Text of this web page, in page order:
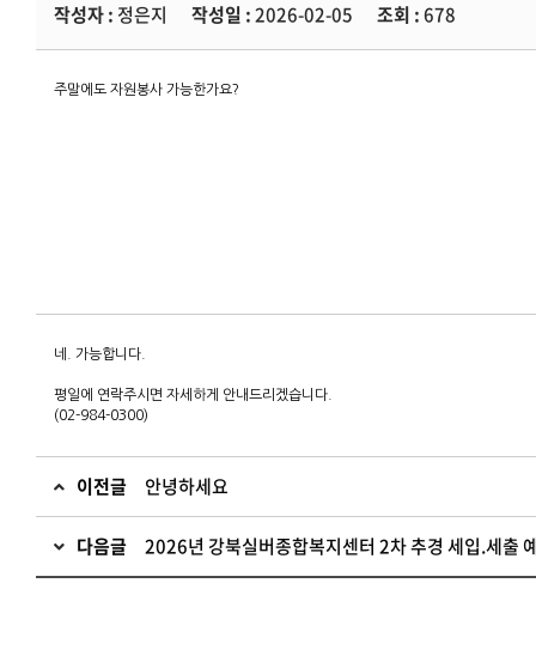
작성자 : 정은지 작성일 :2026-02-05 조회 :678
주말에도 자원봉사 가능한가요?
네. 가능합니다.
평일에 연락주시면 자세하게 안내드리겠습니다.
(02-984-0300)
이전글 안녕하세요
다음글 2026년 강북실버종합복지센터 2차 추경 세입.세출